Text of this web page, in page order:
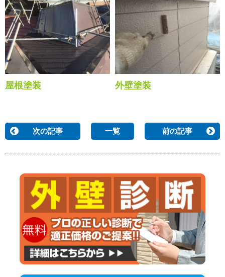
屋根塗装 外壁塗装
次の記事 一覧 前の記事